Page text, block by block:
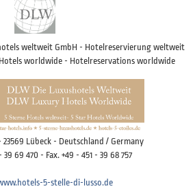
weltweit GmbH - Hotelreservierung weltweit
worldwide - Hotelreservations worldwide
23569 Lübeck - Deutschland / Germany
39 69 470 - Fax. +49 - 451 - 39 68 757
5-stelle-di-lusso.de